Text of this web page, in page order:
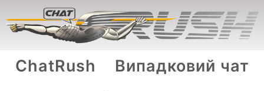
ChatRush
Випадковий чат